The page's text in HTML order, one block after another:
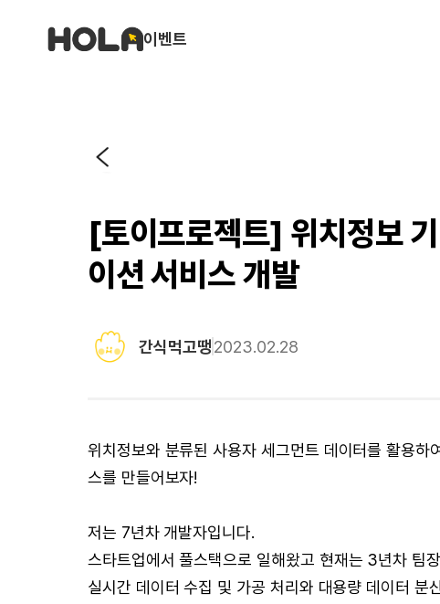
이벤트
[토이프로젝트] 위치정보
이션 서비스 개발
간식먹고땡2023.02.28
위치정보와 분류된 사용자 세그먼트 데이터를 활용
스를 만들어보자!
저는 7년차 개발자입니다.
스타트업에서 풀스택으로 일해왔고 현재는 3년차 팀
실시간 데이터 수집 및 가공 처리와 대용량 데이터 분